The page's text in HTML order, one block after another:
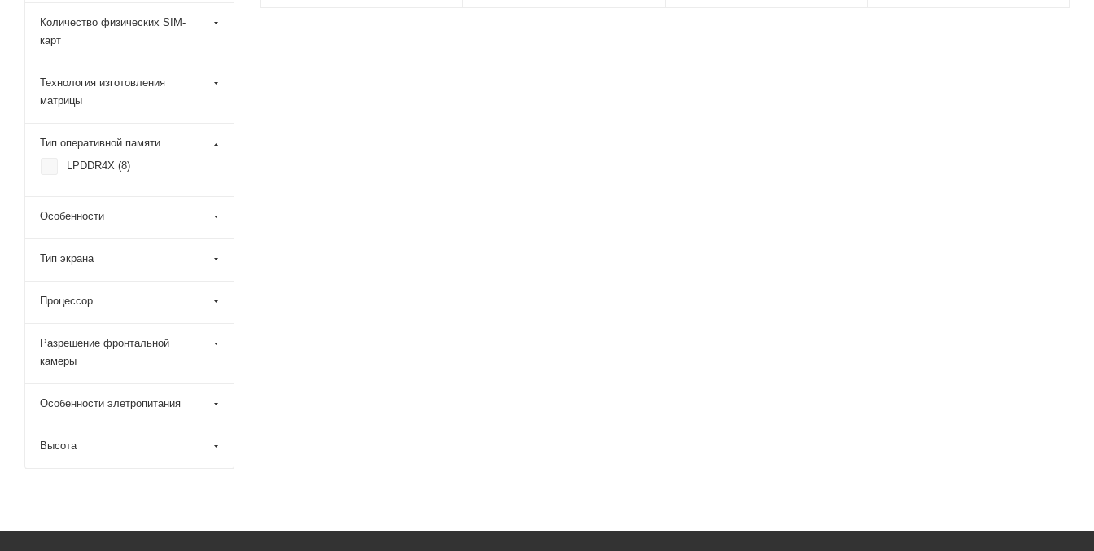
Количество физических SIM-
карт
Технология изготовления
матрицы
Тип оперативной памяти
LPDDR4X (8)
Особенности
Тип экрана
Процессор
Разрешение фронтальной
камеры
Особенности элетропитания
Высота